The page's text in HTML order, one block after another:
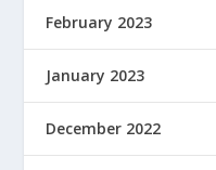
February 2023
January 2023
December 2022